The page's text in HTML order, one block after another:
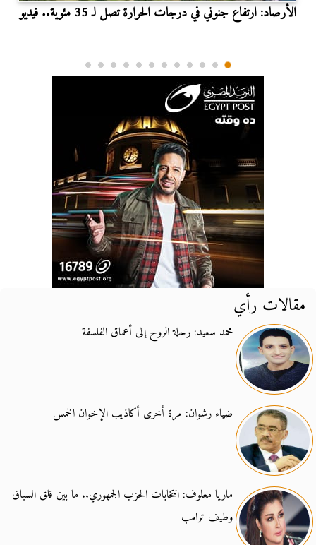
الأرصاد: ارتفاع جنوني في درجات الحرارة تصل لـ 35 مئوية.. فيديو
مقالات رأي
محمد سعيد: رحلة الروح إلى أعماق الفلسفة
ضياء رشوان: مرة أخرى أكاذيب الإخوان الخمس
ماريا معلوف: انتخابات الحزب الجمهوري.. ما بين قلق السباق
وطيف ترامب